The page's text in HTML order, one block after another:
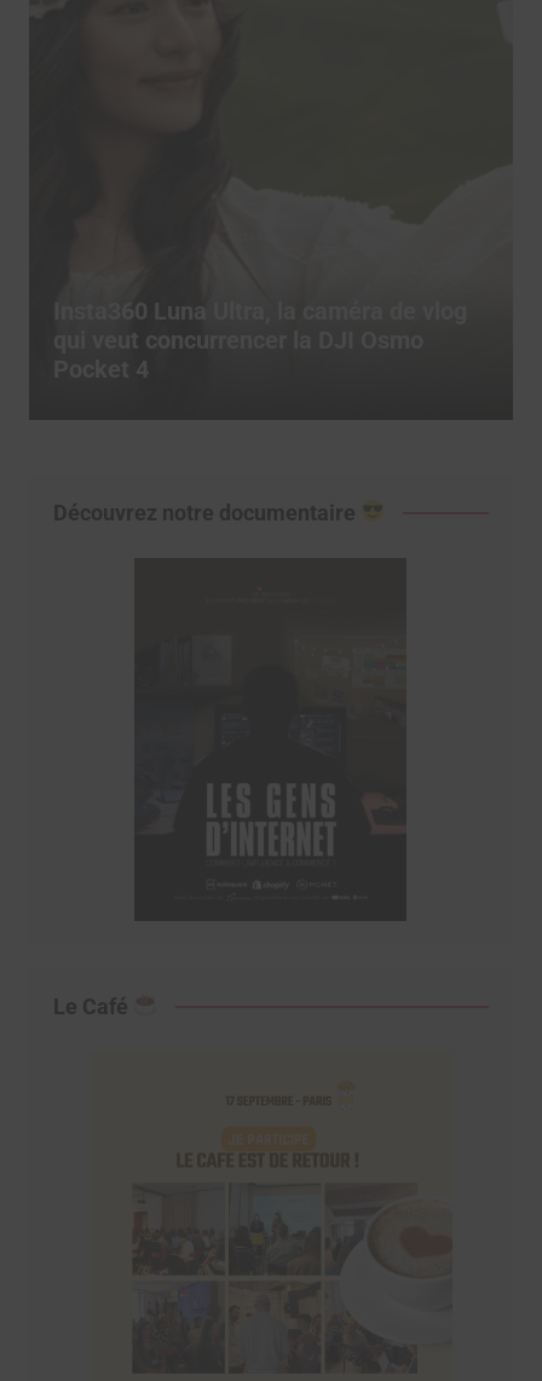
Comment utiliser les templates CapCut
pour exploser son engagement sur
TikTok ?
Découvrez notre documentaire
Le Café